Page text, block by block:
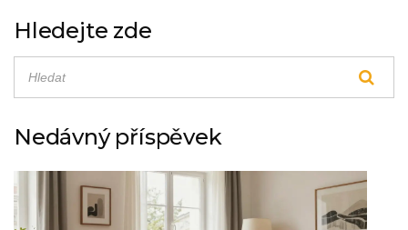
Hledejte zde
Nedávný příspěvek